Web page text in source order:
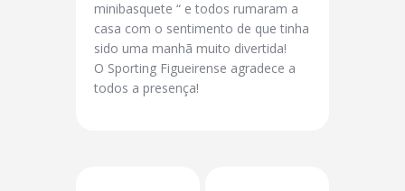
minibasquete “ e todos rumaram a
casa com o sentimento de que tinha
sido uma manhã muito divertida!
O Sporting Figueirense agradece a
todos a presença!